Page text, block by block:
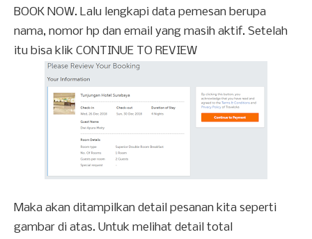
BOOK NOW. Lalu lengkapi data pemesan berupa
nama, nomor hp dan email yang masih aktif. Setelah
itu bisa klik CONTINUE TO REVIEW
Maka akan ditampilkan detail pesanan kita seperti
gambar di atas. Untuk melihat detail total